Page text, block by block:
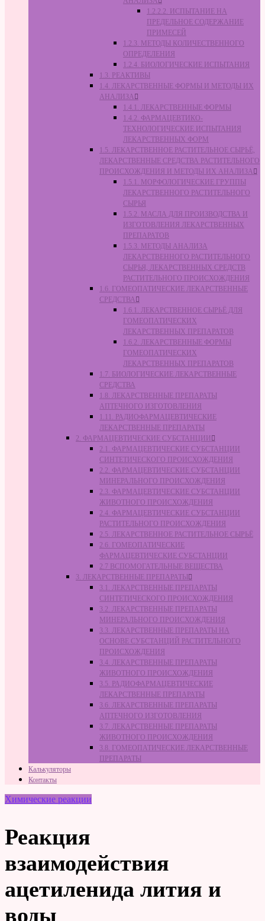
1.2.2.2. ИСПЫТАНИЕ НА
ПРЕДЕЛЬНОЕ СОДЕРЖАНИЕ
ПРИМЕСЕЙ
1.2.3. МЕТОДЫ КОЛИЧЕСТВЕННОГО
ОПРЕДЕЛЕНИЯ
1.2.4. БИОЛОГИЧЕСКИЕ ИСПЫТАНИЯ
1.3. РЕАКТИВЫ
1.4. ЛЕКАРСТВЕННЫЕ ФОРМЫ И МЕТОДЫ ИХ
АНАЛИЗА
1.4.1. ЛЕКАРСТВЕННЫЕ ФОРМЫ
1.4.2. ФАРМАЦЕВТИКО-
ТЕХНОЛОГИЧЕСКИЕ ИСПЫТАНИЯ
ЛЕКАРСТВЕННЫХ ФОРМ
1.5. ЛЕКАРСТВЕННОЕ РАСТИТЕЛЬНОЕ СЫРЬЁ,
ЛЕКАРСТВЕННЫЕ СРЕДСТВА РАСТИТЕЛЬНОГО
ПРОИСХОЖДЕНИЯ И МЕТОДЫ ИХ АНАЛИЗА
1.5.1. МОРФОЛОГИЧЕСКИЕ ГРУППЫ
ЛЕКАРСТВЕННОГО РАСТИТЕЛЬНОГО
СЫРЬЯ
1.5.2. МАСЛА ДЛЯ ПРОИЗВОДСТВА И
ИЗГОТОВЛЕНИЯ ЛЕКАРСТВЕННЫХ
ПРЕПАРАТОВ
1.5.3. МЕТОДЫ АНАЛИЗА
ЛЕКАРСТВЕННОГО РАСТИТЕЛЬНОГО
СЫРЬЯ, ЛЕКАРСТВЕННЫХ СРЕДСТВ
РАСТИТЕЛЬНОГО ПРОИСХОЖДЕНИЯ
1.6. ГОМЕОПАТИЧЕСКИЕ ЛЕКАРСТВЕННЫЕ
СРЕДСТВА
1.6.1. ЛЕКАРСТВЕННОЕ СЫРЬЁ ДЛЯ
ГОМЕОПАТИЧЕСКИХ
ЛЕКАРСТВЕННЫХ ПРЕПАРАТОВ
1.6.2. ЛЕКАРСТВЕННЫЕ ФОРМЫ
ГОМЕОПАТИЧЕСКИХ
ЛЕКАРСТВЕННЫХ ПРЕПАРАТОВ
1.7. БИОЛОГИЧЕСКИЕ ЛЕКАРСТВЕННЫЕ
СРЕДСТВА
1.8. ЛЕКАРСТВЕННЫЕ ПРЕПАРАТЫ
АПТЕЧНОГО ИЗГОТОВЛЕНИЯ
1.11. РАДИОФАРМАЦЕВТИЧЕСКИЕ
ЛЕКАРСТВЕННЫЕ ПРЕПАРАТЫ
2. ФАРМАЦЕВТИЧЕСКИЕ СУБСТАНЦИИ
2.1. ФАРМАЦЕВТИЧЕСКИЕ СУБСТАНЦИИ
СИНТЕТИЧЕСКОГО ПРОИСХОЖДЕНИЯ
2.2. ФАРМАЦЕВТИЧЕСКИЕ СУБСТАНЦИИ
МИНЕРАЛЬНОГО ПРОИСХОЖДЕНИЯ
2.3. ФАРМАЦЕВТИЧЕСКИЕ СУБСТАНЦИИ
ЖИВОТНОГО ПРОИСХОЖДЕНИЯ
2.4. ФАРМАЦЕВТИЧЕСКИЕ СУБСТАНЦИИ
РАСТИТЕЛЬНОГО ПРОИСХОЖДЕНИЯ
2.5. ЛЕКАРСТВЕННОЕ РАСТИТЕЛЬНОЕ СЫРЬЁ
2.6. ГОМЕОПАТИЧЕСКИЕ
ФАРМАЦЕВТИЧЕСКИЕ СУБСТАНЦИИ
2.7 ВСПОМОГАТЕЛЬНЫЕ ВЕЩЕСТВА
3. ЛЕКАРСТВЕННЫЕ ПРЕПАРАТЫ
3.1. ЛЕКАРСТВЕННЫЕ ПРЕПАРАТЫ
СИНТЕТИЧЕСКОГО ПРОИСХОЖДЕНИЯ
3.2. ЛЕКАРСТВЕННЫЕ ПРЕПАРАТЫ
МИНЕРАЛЬНОГО ПРОИСХОЖДЕНИЯ
3.3. ЛЕКАРСТВЕННЫЕ ПРЕПАРАТЫ НА
ОСНОВЕ СУБСТАНЦИЙ РАСТИТЕЛЬНОГО
ПРОИСХОЖДЕНИЯ
3.4. ЛЕКАРСТВЕННЫЕ ПРЕПАРАТЫ
ЖИВОТНОГО ПРОИСХОЖДЕНИЯ
3.5. РАДИОФАРМАЦЕВТИЧЕСКИЕ
ЛЕКАРСТВЕННЫЕ ПРЕПАРАТЫ
3.6. ЛЕКАРСТВЕННЫЕ ПРЕПАРАТЫ
АПТЕЧНОГО ИЗГОТОВЛЕНИЯ
3.7. ЛЕКАРСТВЕННЫЕ ПРЕПАРАТЫ
ЖИВОТНОГО ПРОИСХОЖДЕНИЯ
3.8. ГОМЕОПАТИЧЕСКИЕ ЛЕКАРСТВЕННЫЕ
ПРЕПАРАТЫ
Калькуляторы
Контакты
Химические реакции
Реакция
взаимодействия
ацетиленида лития и
воды